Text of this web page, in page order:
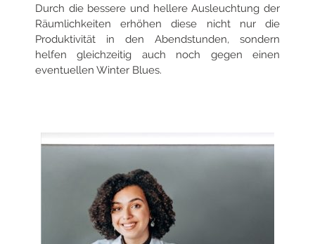
Durch die bessere und hellere Ausleuchtung der
Räumlichkeitenerhöhen diese nicht nur die
Produktivität in den Abendstunden, sondern
helfen gleichzeitig auch noch gegen einen
eventuellen Winter Blues.